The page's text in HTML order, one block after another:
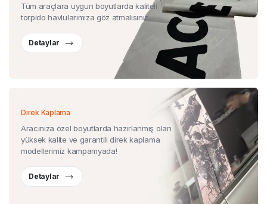
Tüm araçlara uygun boyutlarda kaliteli
torpido havlularımıza göz atmalısınız.
Detaylar
Direk Kaplama
Aracınıza özel boyutlarda hazırlanmış olan
yüksek kalite ve garantili direk kaplama
modellerimiz kampamyada!
Detaylar